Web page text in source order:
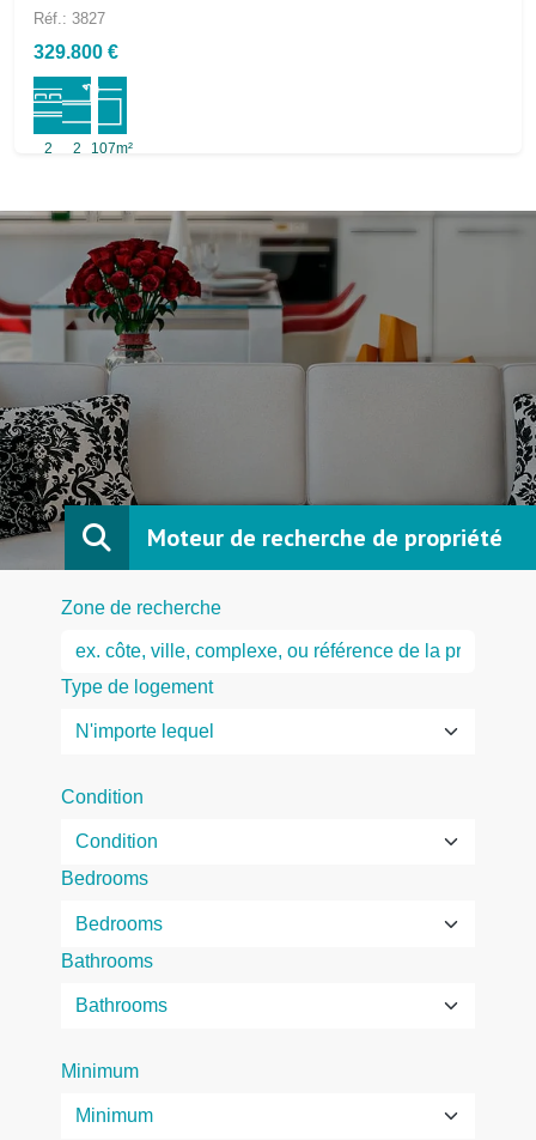
Réf.: 3827
329.800 €
2 2 107m²
Moteur de recherche de propriété
Zone de recherche
Type de logement
Condition
Bedrooms
Bathrooms
Minimum